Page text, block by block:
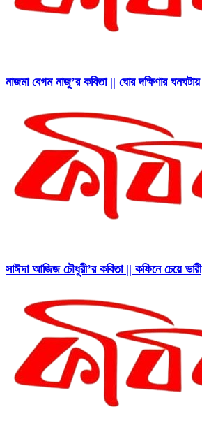
নাজমা বেগম নাজু’র কবিতা || ঘোর দক্ষিণার ঘনঘটায়
সাঈদা আজিজ চৌধুরী’র কবিতা || কফিনে চেয়ে ভারী